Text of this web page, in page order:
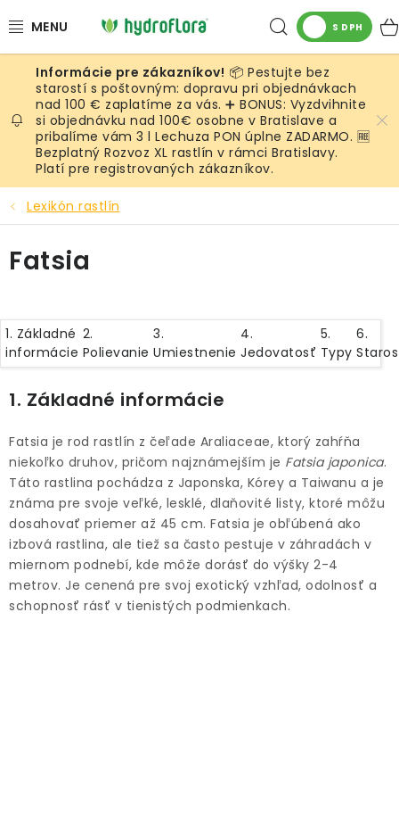
na
Hľadať
S DPH
RASTLINY
UMELÉ RASTLINY
KVETINÁČE
SUBSTRÁTY A PRÍSLUŠENSTVO
SERVIS INTERIÉROVEJ ZELENE
ŽIVÉ STENY
ODBORNÉ ČLÁNKY
MACHOVÉ STENY
INTERIÉROVÉ DEKORÁCIE
BLOG
NA OBJEDNÁVKU
📦 Pestujte bez
starostí s poštovným: dopravu pri objednávkach
nad 100 € zaplatíme za vás. ➕ BONUS: Vyzdvihnite
si objednávku nad 100€ osobne v Bratislave a
pribalíme vám 3 l Lechuza PON úplne ZADARMO. 🆓
Bezplatný Rozvoz XL rastlín v rámci Bratislavy.
Platí pre registrovaných zákazníkov.
Lexikón rastlín
Fatsia
1. Základné
informácie
2.
Polievanie
3.
Umiestnenie
4.
Jedovatosť
5.
Typy
6.
1. Základné informácie
Fatsia je rod rastlín z čeľade Araliaceae, ktorý zahŕňa
niekoľko druhov, pričom najznámejším je Fatsia japonica.
Táto rastlina pochádza z Japonska, Kórey a Taiwanu a je
známa pre svoje veľké, lesklé, dlaňovité listy, ktoré môžu
dosahovať priemer až 45 cm. Fatsia je obľúbená ako
izbová rastlina, ale tiež sa často pestuje v záhradách v
miernom podnebí, kde môže dorásť do výšky 2-4
metrov. Je cenená pre svoj exotický vzhľad, odolnosť a
schopnosť rásť v tienistých podmienkach.